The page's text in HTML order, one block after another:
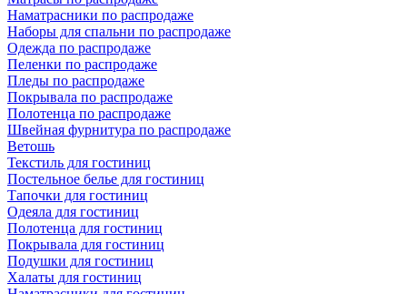
Наматрасники по распродаже
Наборы для спальни по распродаже
Одежда по распродаже
Пеленки по распродаже
Пледы по распродаже
Покрывала по распродаже
Полотенца по распродаже
Швейная фурнитура по распродаже
Ветошь
Текстиль для гостиниц
Постельное белье для гостиниц
Тапочки для гостиниц
Одеяла для гостиниц
Полотенца для гостиниц
Покрывала для гостиниц
Подушки для гостиниц
Халаты для гостиниц